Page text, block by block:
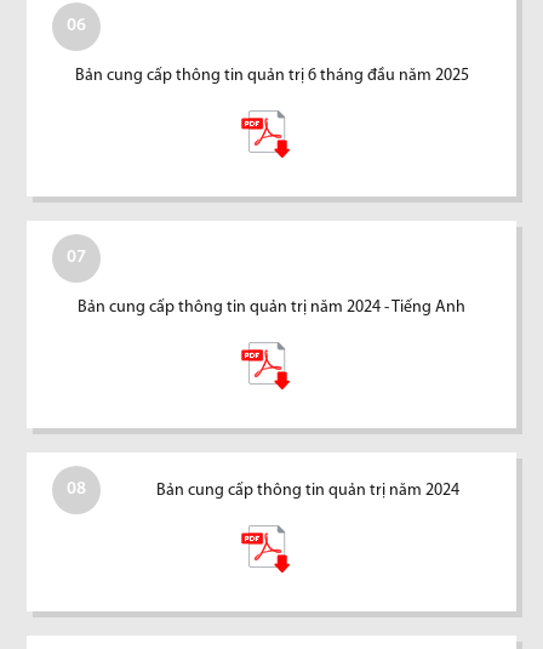
06
Bản cung cấp thông tin quản trị 6 tháng đầu năm 2025
07
Bản cung cấp thông tin quản trị năm 2024 - Tiếng Anh
08 Bản cung cấp thông tin quản trị năm 2024